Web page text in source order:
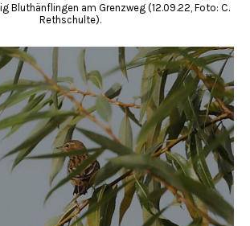
Bluthänflingen am Grenzweg (12.09.22, Foto: C.
Rethschulte).